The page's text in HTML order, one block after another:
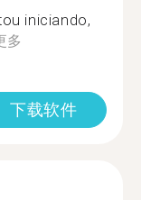
iniciando,
多
下载软件